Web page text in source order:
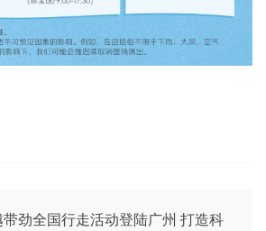
劲全国行走活动登陆广州 打造科